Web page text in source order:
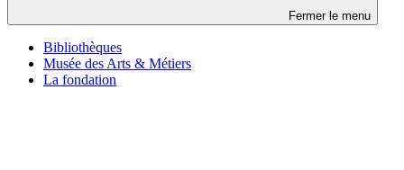
Fermer le menu
Bibliothèques
Musée des Arts & Métiers
La fondation